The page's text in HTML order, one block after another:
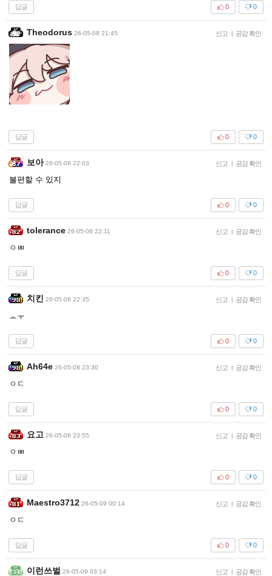
답글 0
0
Theodorus 26-05-08 21:45 신고 | 공감 확인
답글 0
0
보아 26-05-08 22:03 신고 | 공감 확인
불편할 수 있지
답글 0
0
tolerance 26-05-08 22:11 신고 | 공감 확인
ㅇㅃ
답글 0
0
치킨 26-05-08 22:35 신고 | 공감 확인
ㅗㅜ
답글 0
0
Ah64e 26-05-08 23:30 신고 | 공감 확인
ㅇㄷ
답글 0
0
요고 26-05-08 23:55 신고 | 공감 확인
ㅇㅃ
답글 0
0
Maestro3712 26-05-09 00:14 신고 | 공감 확인
ㅇㄷ
답글 0
0
이런쓰벌 26-05-09 03:14 신고 | 공감 확인